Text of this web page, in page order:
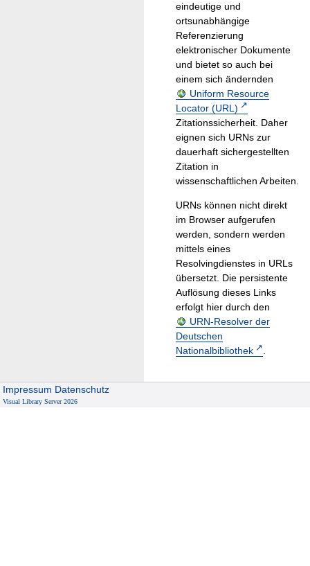
eindeutige und
ortsunabhängige
Referenzierung
elektronischer Dokumente
und bietet so auch bei
einem sich ändernden
Uniform Resource
Locator (URL)
Zitationssicherheit. Daher
eignen sich URNs zur
dauerhaft sichergestellten
Zitation in
wissenschaftlichen Arbeiten.
URNs können nicht direkt
im Browser aufgerufen
werden, sondern werden
mittels eines
Resolvingdienstes in URLs
übersetzt. Die persistente
Auflösung dieses Links
erfolgt hier durch den
URN-Resolver der
Deutschen
Nationalbibliothek
.
Impressum Datenschutz
Visual Library Server 2026